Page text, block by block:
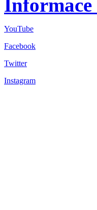
Informace
YouTube
Facebook
Twitter
Instagram